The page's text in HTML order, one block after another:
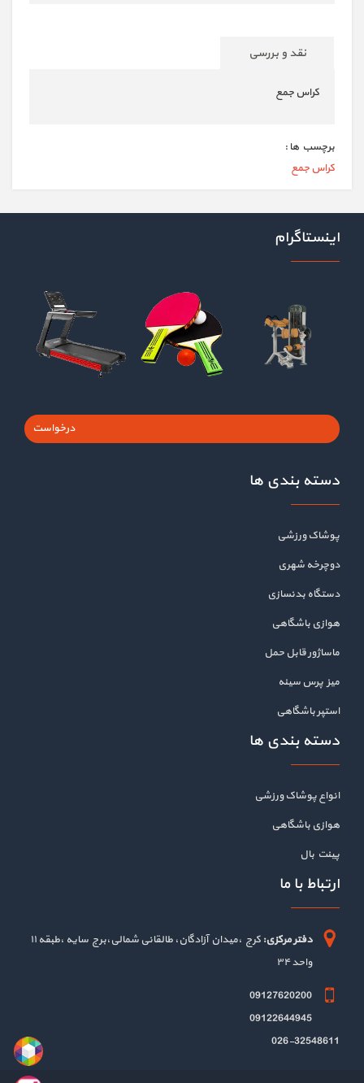
نقد و بررسی
کراس جمع
برچسب ها :
کراس جمع
اینستاگرام
درخواست
دسته بندی ها
پوشاک ورزشی
دوچرخه شهری
دستگاه بدنسازی
هوازی باشگاهی
ماساژور قابل حمل
میز پرس سینه
استپر باشگاهی
دسته بندی ها
انواع پوشاک ورزشی
هوازی باشگاهی
پینت بال
ارتباط با ما
دفتر مرکزی:
کرج ،میدان آزادگان، طالقانی شمالی،برج سایه ،طبقه ۱۱
واحد ۳۴
09127620200
09122644945
026-32548611